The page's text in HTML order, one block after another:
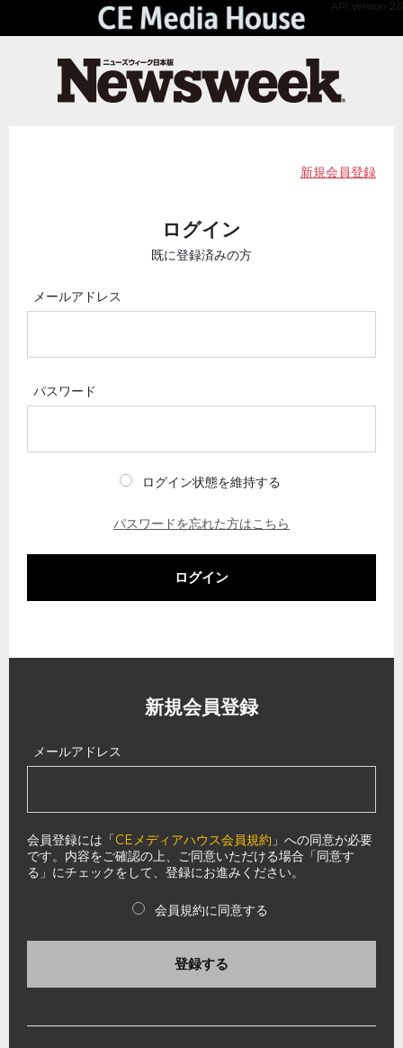
API Version 2.0
新規会員登録
ログイン
既に登録済みの方
メールアドレス
パスワード
ログイン状態を維持する
パスワードを忘れた方はこちら
ログイン
新規会員登録
メールアドレス
会員登録には「CEメディアハウス会員規約 」への同意が必要
です。内容をご確認の上、ご同意いただける場合「同意す
る」にチェックをして、登録にお進みください。
会員規約に同意する
登録する